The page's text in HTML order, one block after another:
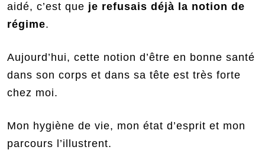
aidé, c’est que je refusais déjà la notion de
régime.
Aujourd’hui, cette notion d’être en bonne santé
dans son corps et dans sa tête est très forte
chez moi.
Mon hygiène de vie, mon état d’esprit et mon
parcours l’illustrent.